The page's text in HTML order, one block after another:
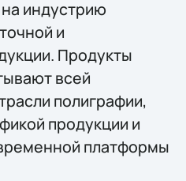
индустрию
и
Продукты
всей
полиграфии,
продукции и
платформы